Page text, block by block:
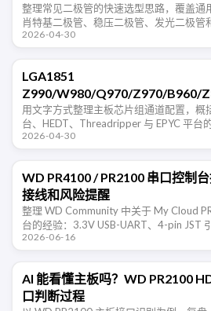
整理常见二极管的快速选型思路，覆盖通
肖特基二极管、稳压二极管、发光二极管
景。
2026-04-30
LGA1851
Z990/W980/Q970/Z970/B960/
主板通道资料
用文字方式整理主板芯片组通道配置，
台、HEDT、Threadripper 与 EPYC 平台
扩展通道和常见 I/O 组成。
2026-04-30
WD PR4100 / PR2100 串口控制台
接线和风险提醒
整理 WD Community 中关于 My Cloud
台的经验：3.3V USB-UART、4-pin JST
115200 …
2026-06-16
AI 能看懂主板吗？WD PR2100
口判断过程